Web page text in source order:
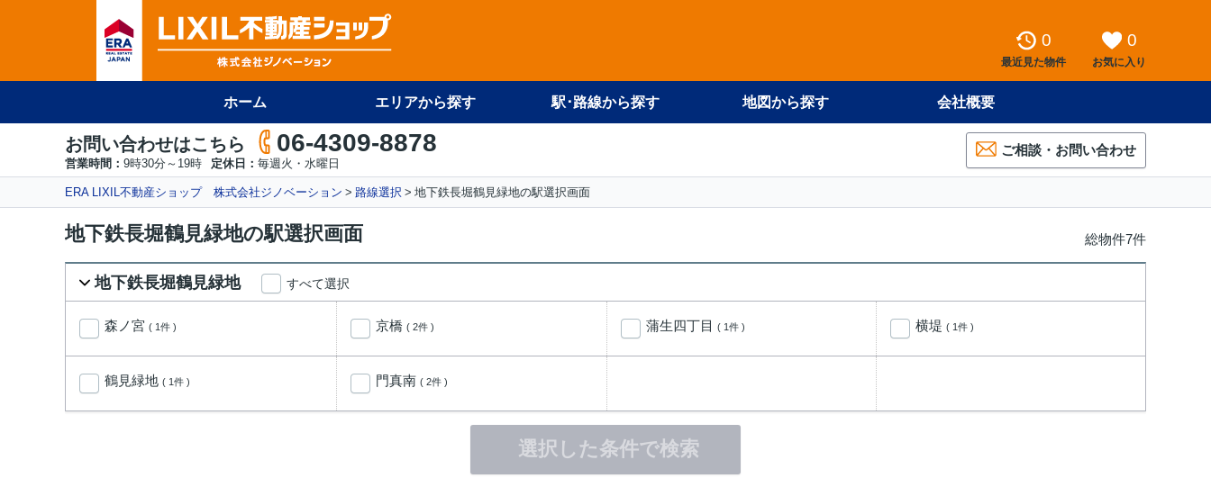
0
最近見た物件
0
お気に入り
ホーム エリアから探す 駅･路線から探す 地図から探す 会社概要
お問い合わせはこちら 06-4309-8878
営業時間： 9時30分～19時 定休日： 毎週火・水曜日
ご相談・お問い合わせ
ERA LIXIL不動産ショップ 株式会社ジノベーション 路線選択 地下鉄長堀鶴見緑地の駅選択画面
地下鉄長堀鶴見緑地の駅選択画面 総物件7件
地下鉄長堀鶴見緑地 すべて選択
森ノ宮 ( 1件 ) 京橋 ( 2件 ) 蒲生四丁目 ( 1件 ) 横堤 ( 1件 )
鶴見緑地 ( 1件 ) 門真南 ( 2件 )
選択した条件で検索